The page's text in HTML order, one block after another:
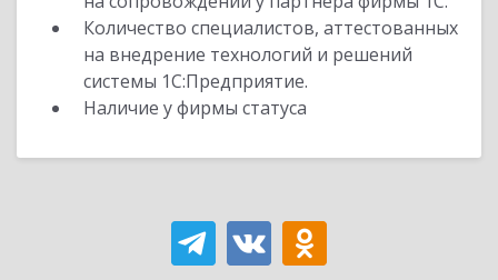
Количество специалистов, аттестованных
на внедрение технологий и решений
системы 1С:Предприятие.
Наличие у фирмы статуса